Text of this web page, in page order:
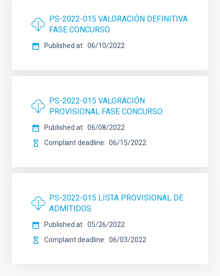
PS-2022-015 VALORACIÓN DEFINITIVA
FASE CONCURSO
Published at 06/10/2022
PS-2022-015 VALORACIÓN
PROVISIONAL FASE CONCURSO
Published at
06/08/2022
Complaint deadline
06/15/2022
PS-2022-015 LISTA PROVISIONAL DE
ADMITIDOS
Published at
05/26/2022
Complaint deadline
06/03/2022